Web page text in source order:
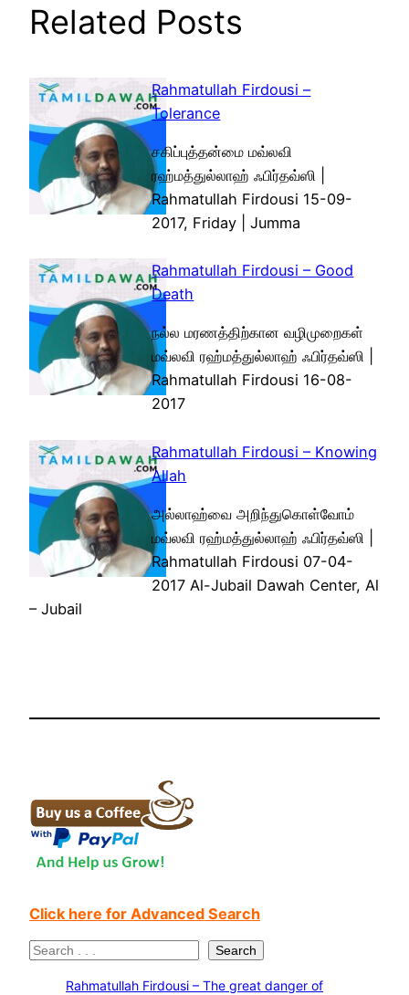
Related Posts
Rahmatullah Firdousi –
Tolerance
சகிப்புத்தன்மை மவ்லவி
ரஹ்மத்துல்லாஹ் ஃபிர்தவ்ஸி |
Rahmatullah Firdousi 15-09-
2017, Friday | Jumma
Rahmatullah Firdousi – Good
Death
நல்ல மரணத்திற்கான வழிமுறைகள்
மவ்லவி ரஹ்மத்துல்லாஹ் ஃபிர்தவ்ஸி |
Rahmatullah Firdousi 16-08-
2017
Rahmatullah Firdousi – Knowing
Allah
அல்லாஹ்வை அறிந்துகொள்வோம்
மவ்லவி ரஹ்மத்துல்லாஹ் ஃபிர்தவ்ஸி |
Rahmatullah Firdousi 07-04-
2017 Al-Jubail Dawah Center, Al
– Jubail
Click here for Advanced Search
S
Search
Rahmatullah Firdousi – The great danger of